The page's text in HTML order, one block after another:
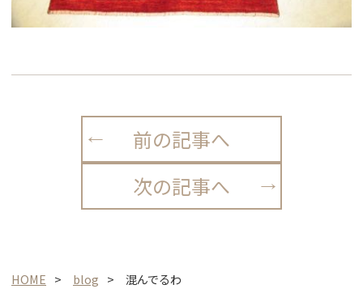
前の記事へ
次の記事へ
HOME blog 混んでるわ